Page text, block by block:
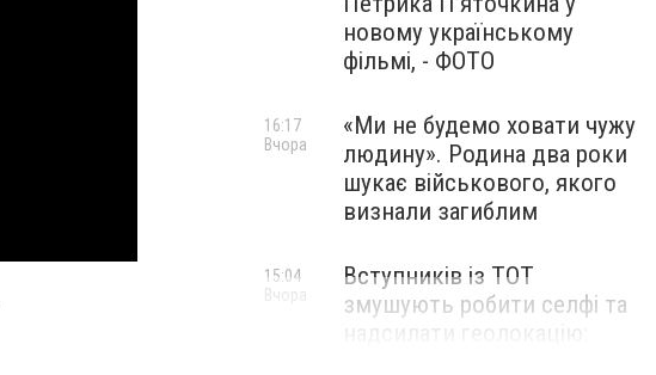
новому українському
фільмі, - ФОТО
«Ми не будемо ховати чужу
людину». Родина два роки
шукає військового, якого
визнали загиблим
16:17
Вчора
Вступників із ТОТ
змушують робити селфі та
15:04
Вчора